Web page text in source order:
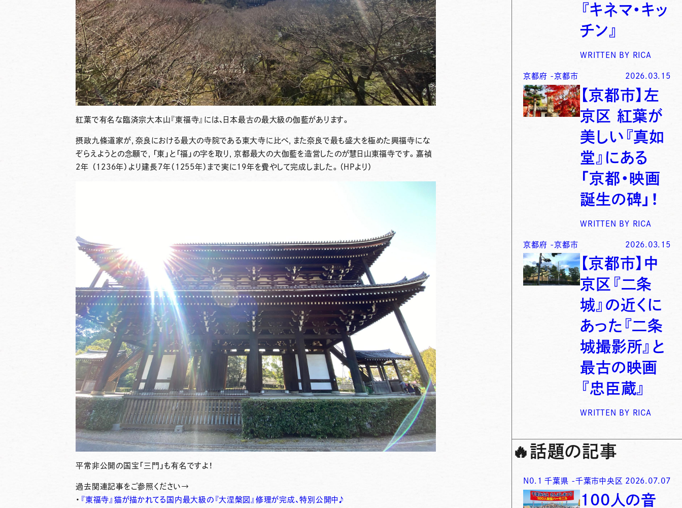
紅葉で有名な臨済宗大本山『東福寺』には、日本最古の最大級の伽藍があります。
摂政九條道家が，奈良における最大の寺院である東大寺に比べ，また奈良で最も盛大を極めた興福寺にな
ぞらえようとの念願で，「東」と「福」の字を取り，京都最大の大伽藍を造営したのが慧日山東福寺です。嘉禎
2年 （1236年）より建長7年（1255年）まで実に19年を費やして完成しました。（HPより）
平常非公開の国宝「三門」も有名ですよ！
過去関連記事をご参照ください→
・ 『東福寺』猫が描かれてる国内最大級の『大涅槃図』修理が完成、特別公開中♪
『キネマ・キッ
チン』
WRITTEN BY RICA
京都府 -京都市 2026.03.15
【京都市】左
京区 紅葉が
美しい『真如
堂』にある
「京都・映画
誕生の碑」！
WRITTEN BY RICA
京都府 -京都市 2026.03.15
【京都市】中
京区『二条
城』の近くに
あった『二条
城撮影所』と
最古の映画
『忠臣蔵』
WRITTEN BY RICA
🔥 話題の記事
N0. 1 千葉県 -千葉市中央区 2026.07.07
100人の音